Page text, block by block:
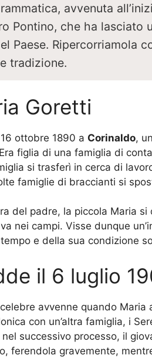
avvenuta
Pontino, che ha lasciato
Paese. Ripercorriamola
tradizione.
Goretti
ottobre 1890 a Corinaldo,
figlia di una famiglia di
si trasferì in cerca di
famiglie di braccianti si
del padre, la piccola Maria
nei campi. Visse dunque
e della sua condizione
il 6 luglio
avvenne quando
con un’altra famiglia, i
successivo processo, il
ferendola gravemente,